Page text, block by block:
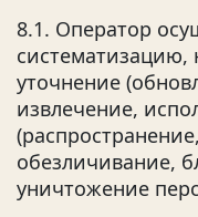
8.1. Оператор
систематизацию,
уточнение
извлечение,
обезличивание,
уничтожение